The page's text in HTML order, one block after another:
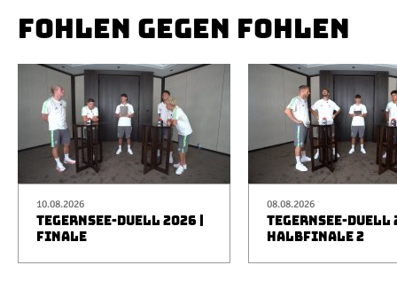
FOHLEN GEGEN FOHLEN
10.08.2026
TEGERNSEE-DUELL 2026 |
FINALE
08.08.2026
TEGERNSEE-DUELL
HALBFINALE 2